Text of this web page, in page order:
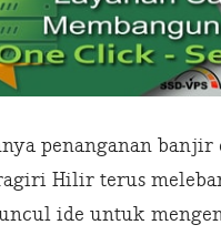
penanganan banjir
Hilir terus
ide untuk